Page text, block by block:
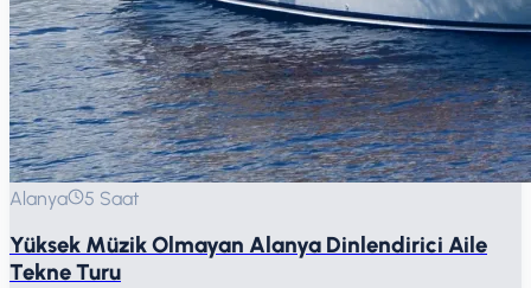
Alanya 5 Saat
Yüksek Müzik Olmayan Alanya Dinlendirici Aile
Tekne Turu